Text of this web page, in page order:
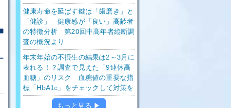
健康寿命を延ばす鍵は「歯磨き」と
「健診」 健康感が「良い」高齢者
の特徴分析 第20回中高年者縦断調
査の概況より
年末年始の不摂生の結果は2～3月に
表れる！？調査で見えた「9連休高
血糖」のリスク 血糖値の重要な指
標「HbA1c」をチェックして対策を
もっと見る ▶